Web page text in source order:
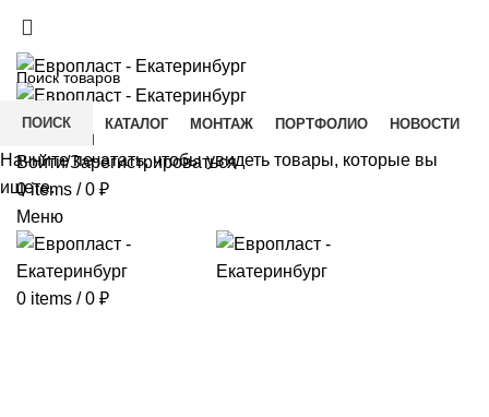
ГЛАВНАЯ КАТАЛОГ МОНТАЖ ПОРТФОЛИО
НОВОСТИ
КОНТАКТЫ
Войти/Зарегистрироваться
0items / 0 ₽
Меню
0 items / 0 ₽
ПОИСК
Начните печатать, чтобы увидеть товары, которые вы
ищете.